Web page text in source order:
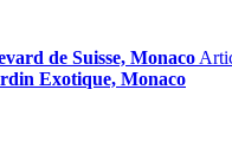
de Suisse, Monaco
Exotique, Monaco